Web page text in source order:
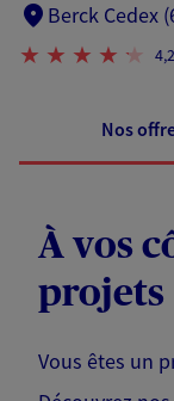
Berck Cedex
4,2
Nos
À vos
projets
Vous êtes un